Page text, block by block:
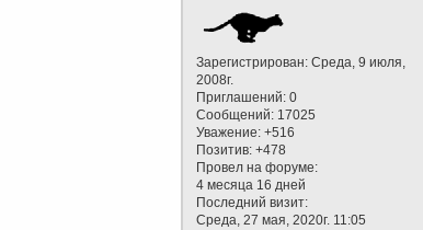
Зарегистрирован: Среда, 9 июля,
2008г.
Приглашений: 0
Сообщений: 17025
Уважение: +516
Позитив: +478
Провел на форуме:
4 месяца 16 дней
Последний визит:
Среда, 27 мая, 2020г. 11:05